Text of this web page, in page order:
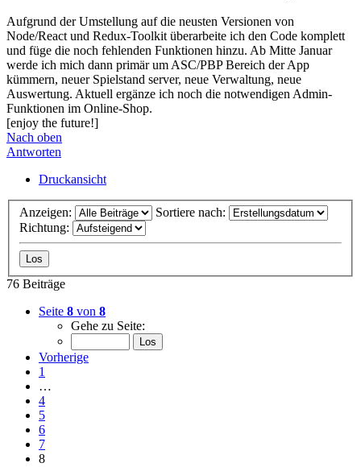
Aufgrund der Umstellung auf die neusten Versionen von
Node/React und Redux-Toolkit überarbeite ich den Code komplett
und füge die noch fehlenden Funktionen hinzu. Ab Mitte Januar
werde ich mich dann primär um ASC/PBP Bereich der App
kümmern, neuer Spielstand server, neue Verwaltung, neue
Auswertung. Aktuell ergänze ich noch die notwendigen Admin-
Funktionen im Online-Shop.
[enjoy the future!]
Nach oben
Antworten
Druckansicht
Anzeigen:
Sortiere nach:
Richtung:
76 Beiträge
Seite 8 von 8
Gehe zu Seite:
Vorherige
1
…
4
5
6
7
8